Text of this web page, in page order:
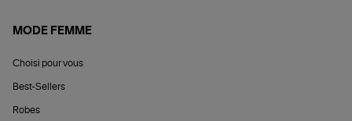
MODE FEMME
Choisi pour vous
Best-Sellers
Robes